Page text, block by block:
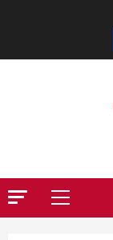
Primary